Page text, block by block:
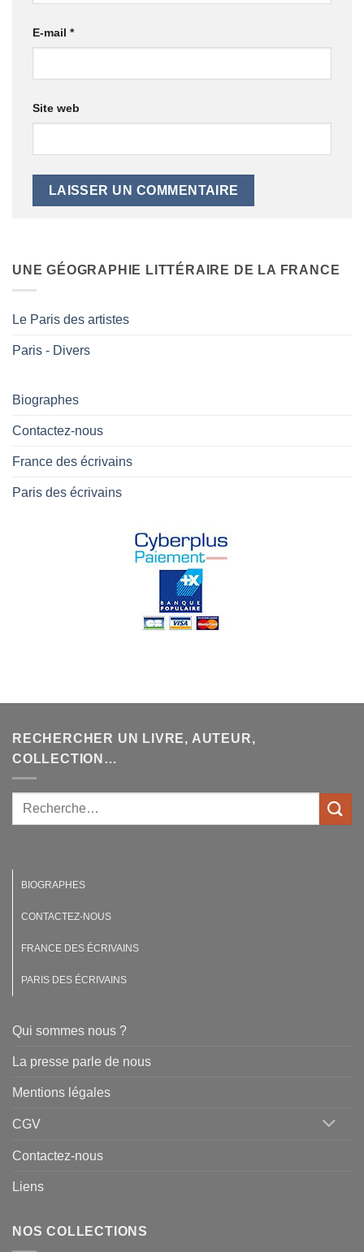
E-mail *
Site web
UNE GÉOGRAPHIE LITTÉRAIRE DE LA FRANCE
Le Paris des artistes
Paris - Divers
Biographes
Contactez-nous
France des écrivains
Paris des écrivains
RECHERCHER UN LIVRE, AUTEUR,
COLLECTION…
BIOGRAPHES
CONTACTEZ-NOUS
FRANCE DES ÉCRIVAINS
PARIS DES ÉCRIVAINS
Qui sommes nous ?
La presse parle de nous
Mentions légales
CGV
Contactez-nous
Liens
NOS COLLECTIONS